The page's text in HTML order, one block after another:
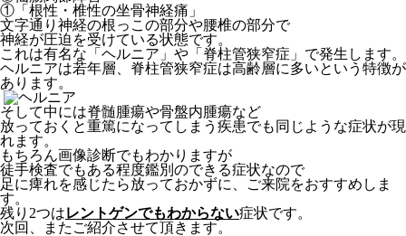
①「根性・椎性の坐骨神経痛」
文字通り神経の根っこの部分や腰椎の部分で
神経が圧迫を受けている状態です。
これは有名な「ヘルニア」や「脊柱管狭窄症」で発生します。
ヘルニアは若年層、脊柱管狭窄症は高齢層に多いという特徴が
あり ます。
そして中には脊髄腫瘍や骨盤内腫瘍など
放っておくと重篤になってしまう疾患でも同じような症状が現
れます。
もちろん画像診断でもわかりますが
徒手検査でもある程度鑑別のできる症状なので
足に痺れを感じたら放っておかずに、ご来院をおすすめしま
す。
残り2つはレントゲンでもわからない症状です。
次回、またご紹介させて頂きます。